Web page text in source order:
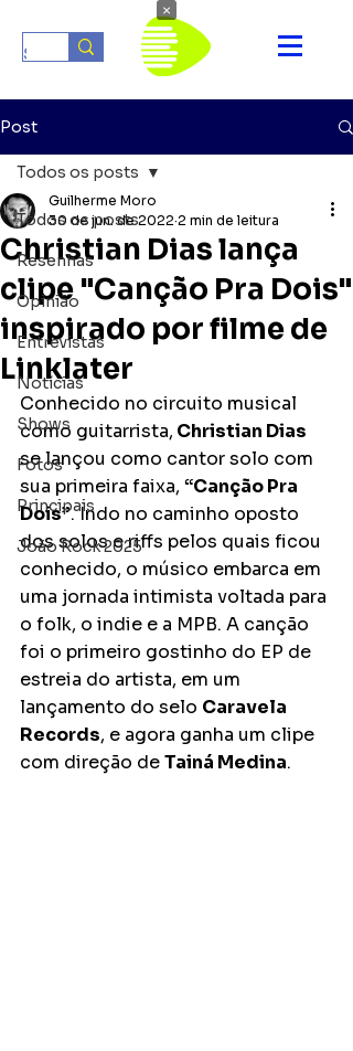
Post
Todos os posts
Resenhas
Opinião
Entrevistas
Notícias
Shows
Fotos
Principais
João Rock 2025
Todos os posts
Christian Dias lança
clipe "Canção Pra Dois"
inspirado por filme de
Linklater
Guilherme Moro
30 de jun. de 2022 2 min de leitura
Conhecido no circuito musical
como guitarrista, Christian Dias
se lançou como cantor solo com
sua primeira faixa, “Canção Pra
Dois”. Indo no caminho oposto
dos solos e riffs pelos quais ficou
conhecido, o músico embarca em
uma jornada intimista voltada para
o folk, o indie e a MPB. A canção
foi o primeiro gostinho do EP de
estreia do artista, em um
lançamento do selo Caravela
Records, e agora ganha um clipe
com direção de Tainá Medina.
×